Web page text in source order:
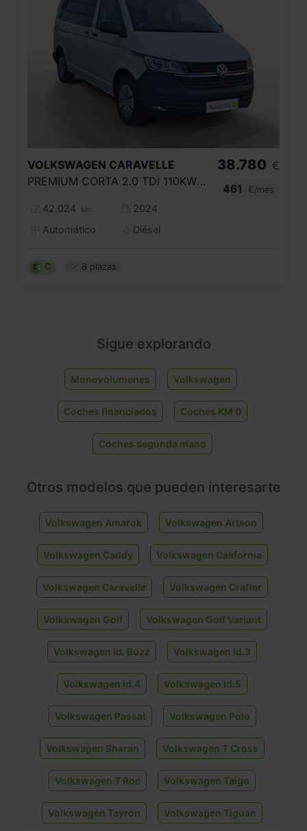
VOLKSWAGEN CARAVELLE
PREMIUM CORTA 2.0 TDI 110KW BMT DSG
42.024 km
2024
Automático
Diésel
38.780 €
461
€/mes
C 8 plazas
Sigue explorando
Monovolumenes Volkswagen
Coches financiados Coches KM 0
Coches segunda mano
Otros modelos que pueden interesarte
Volkswagen Amarok Volkswagen Arteon
Volkswagen Caddy Volkswagen California
Volkswagen Caravelle Volkswagen Crafter
Volkswagen Golf Volkswagen Golf Variant
Volkswagen Id. Buzz Volkswagen Id.3
Volkswagen Id.4 Volkswagen Id.5
Volkswagen Passat Volkswagen Polo
Volkswagen Sharan Volkswagen T Cross
Volkswagen T Roc Volkswagen Taigo
Volkswagen Tayron Volkswagen Tiguan